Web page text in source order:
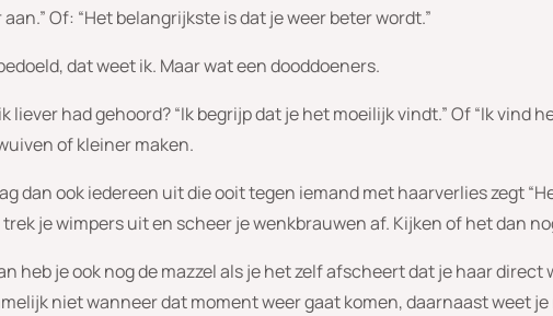
aan.” Of: “Het belangrijkste is dat je weer beter wordt.”
dat weet ik. Maar wat een dooddoeners.
liever had gehoord? “Ik begrijp dat je het moeilijk vindt.” Of “Ik vind
of kleiner maken.
dan ook iedereen uit die ooit tegen iemand met haarverlies zegt
trek je wimpers uit en scheer je wenkbrauwen af. Kijken of het dan
heb je ook nog de mazzel als je het zelf afscheert dat je haar
niet wanneer dat moment weer gaat komen, daarnaast weet